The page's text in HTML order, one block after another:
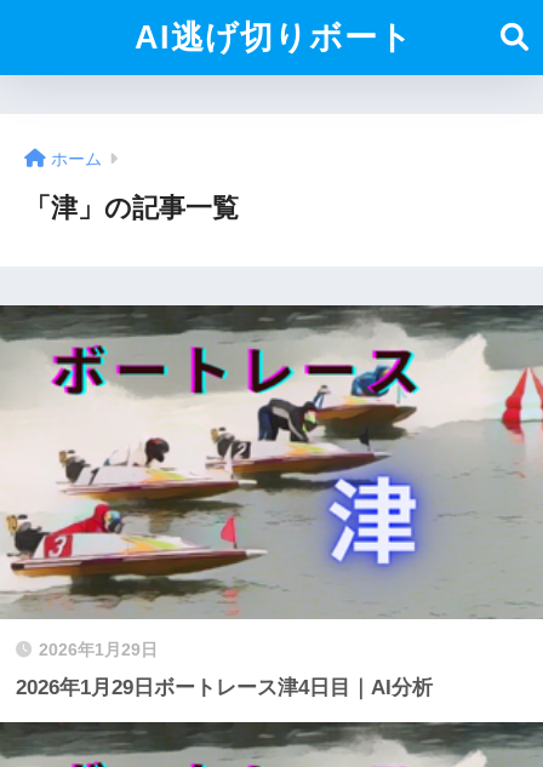
AI逃げ切りボート
ホーム
「津」の記事一覧
2026年1月29日
2026年1月29日ボートレース津4日目｜AI分析